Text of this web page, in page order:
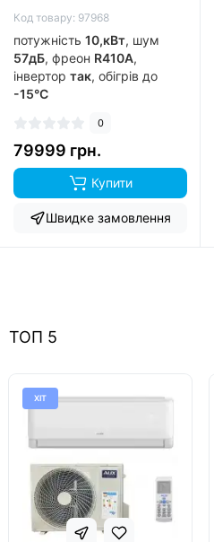
Код товару: 97968
потужність 10,кВт, шум
57дБ, фреон R410A,
інвертор так, обігрів до
-15°C
0
79999 грн.
Купити
Швидке замовлення
ТОП 5
ХІТ